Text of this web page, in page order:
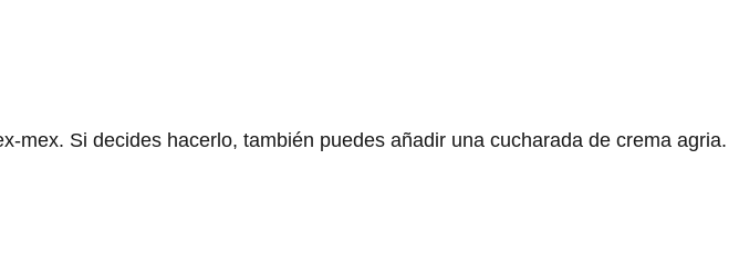
Si decides hacerlo, también puedes añadir una cucharada de crema agria.